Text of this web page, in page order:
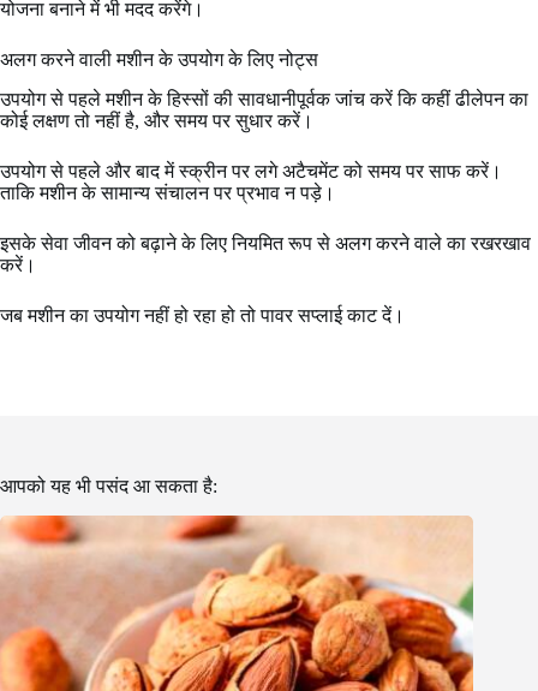
योजना बनाने में भी मदद करेंगे।
अलग करने वाली मशीन के उपयोग के लिए नोट्स
उपयोग से पहले मशीन के हिस्सों की सावधानीपूर्वक जांच करें कि कहीं ढीलेपन का
कोई लक्षण तो नहीं है, और समय पर सुधार करें।
उपयोग से पहले और बाद में स्क्रीन पर लगे अटैचमेंट को समय पर साफ करें।
ताकि मशीन के सामान्य संचालन पर प्रभाव न पड़े।
इसके सेवा जीवन को बढ़ाने के लिए नियमित रूप से अलग करने वाले का रखरखाव
करें।
जब मशीन का उपयोग नहीं हो रहा हो तो पावर सप्लाई काट दें।
आपको यह भी पसंद आ सकता है: